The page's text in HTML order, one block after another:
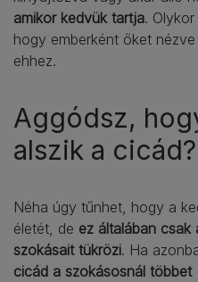
amikor kedvük tartja.
hogy emberként őket
ehhez.
Aggódsz,
alszik a cicád?
Néha úgy tűnhet, hogy a
életét, de ez általában csak
szokásait tükrözi. Ha
cicád a szokásosnál